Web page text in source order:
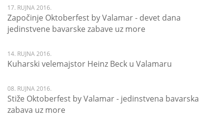
17. RUJNA 2016.
Započinje Oktoberfest by Valamar - devet dana
jedinstvene bavarske zabave uz more
14. RUJNA 2016.
Kuharski velemajstor Heinz Beck u Valamaru
08. RUJNA 2016.
Stiže Oktoberfest by Valamar - jedinstvena bavarska
zabava uz more